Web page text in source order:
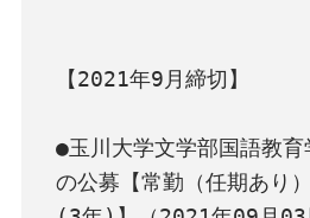
【2021年9月締切】
●玉川大学文学部国語教育
の公募【常勤（任期あり